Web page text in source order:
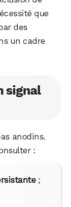
que
des
un cadre
signal
anodins.
:
;